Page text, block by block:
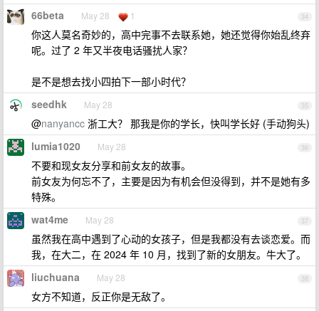
34
66beta May 28 1
你这人莫名奇妙的，高中完事不去联系她，她还觉得你始乱终弃
呢。过了 2 年又半夜电话骚扰人家？
是不是想去找小四拍下一部小时代？
35
seedhk May 28
@nanyancc 浙工大？ 那我是你的学长，快叫学长好 (手动狗头)
36
lumia1020 May 28
不要和现女友分享和前女友的故事。
前女友为何忘不了，主要是因为有机会但没得到，并不是她有多
特殊。
37
wat4me May 28
虽然我在高中遇到了心动的女孩子，但是我都没有去谈恋爱。而
我，在大二，在 2024 年 10 月，找到了新的女朋友。牛大了。
38
liuchuana May 28
女方不知道，反正你是无敌了。